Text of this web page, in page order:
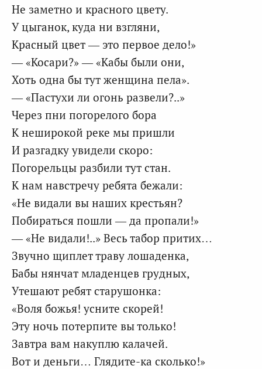
Не заметно и красного цвету.
У цыганок, куда ни взгляни,
Красный цвет — это первое дело!»
— «Косари?» — «Кабы были они,
Хоть одна бы тут женщина пела».
— «Пастухи ли огонь развели?..»
Через пни погорелого бора
К неширокой реке мы пришли
И разгадку увидели скоро:
Погорельцы разбили тут стан.
К нам навстречу ребята бежали:
«Не видали вы наших крестьян?
Побираться пошли — да пропали!»
— «Не видали!..» Весь табор притих…
Звучно щиплет траву лошаденка,
Бабы нянчат младенцев грудных,
Утешают ребят старушонка:
«Воля божья! усните скорей!
Эту ночь потерпите вы только!
Завтра вам накуплю калачей.
Вот и деньги… Глядите-ка сколько!»